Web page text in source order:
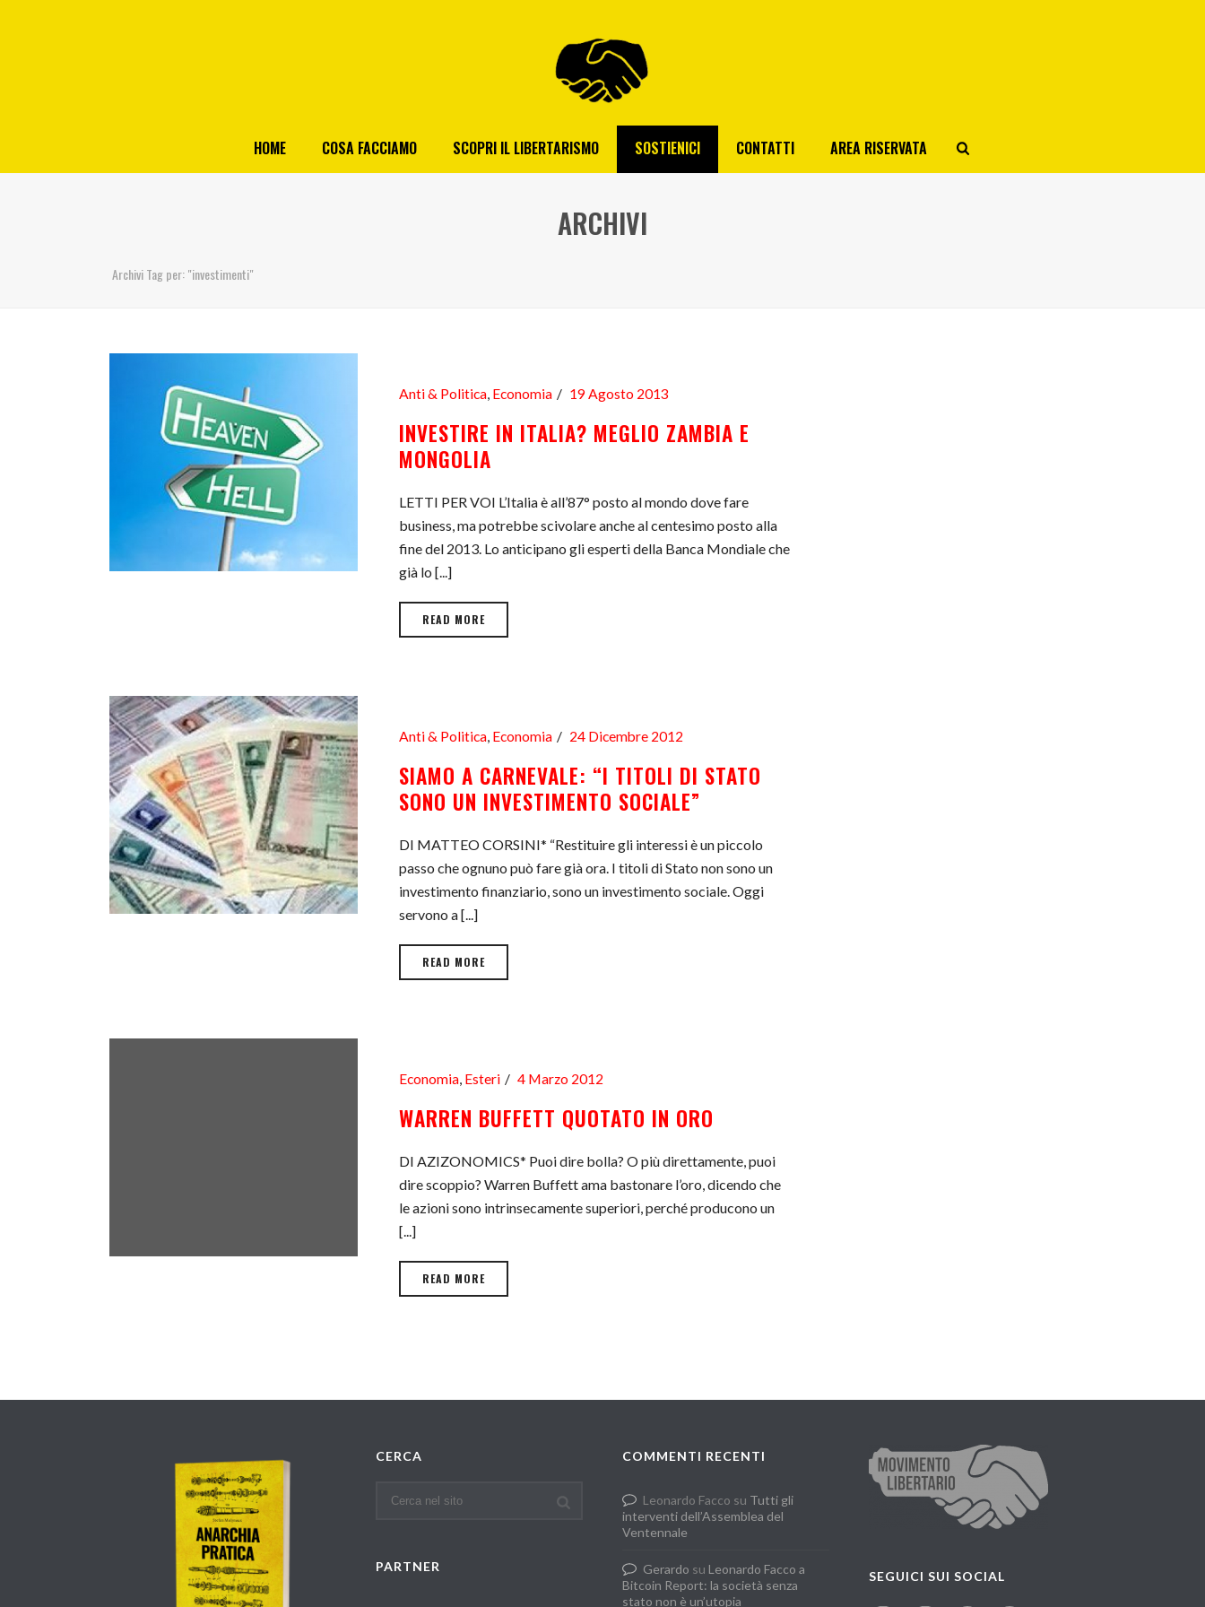
HOME COSA FACCIAMO SCOPRI IL LIBERTARISMO SOSTIENICI CONTATTI AREA RISERVATA
ARCHIVI
Archivi Tag per: "investimenti"
Anti & Politica, Economia 19 Agosto 2013
INVESTIRE IN ITALIA? MEGLIO ZAMBIA E
MONGOLIA
LETTI PER VOI L’Italia è all’87° posto al mondo dove fare
business, ma potrebbe scivolare anche al centesimo posto alla
fine del 2013. Lo anticipano gli esperti della Banca Mondiale che
già lo [...]
READ MORE
Anti & Politica, Economia 24 Dicembre 2012
SIAMO A CARNEVALE: “I TITOLI DI STATO
SONO UN INVESTIMENTO SOCIALE”
DI MATTEO CORSINI* “Restituire gli interessi è un piccolo
passo che ognuno può fare già ora. I titoli di Stato non sono un
investimento finanziario, sono un investimento sociale. Oggi
servono a [...]
READ MORE
Economia, Esteri 4 Marzo 2012
WARREN BUFFETT QUOTATO IN ORO
DI AZIZONOMICS* Puoi dire bolla? O più direttamente, puoi
dire scoppio? Warren Buffett ama bastonare l’oro, dicendo che
le azioni sono intrinsecamente superiori, perché producono un
[...]
READ MORE
CERCA
PARTNER
COMMENTI RECENTI
Leonardo Facco su Tutti gli
interventi dell’Assemblea del
Ventennale
Gerardo su Leonardo Facco a
Bitcoin Report: la società senza
stato non è un’utopia
SEGUICI SUI SOCIAL